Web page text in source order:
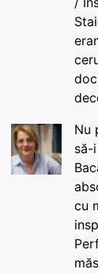
Nu
să-
cu